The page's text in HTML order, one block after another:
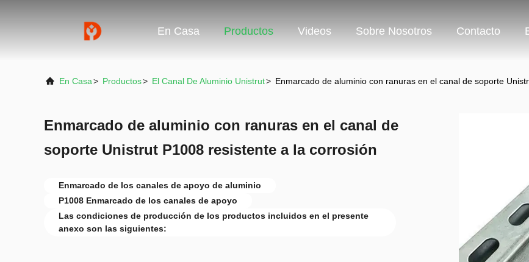
En Casa Productos Videos Sobre Nosotros Contacto
En Casa> Productos> El Canal De Aluminio Unistrut> Enmarcado de aluminio con ranuras en el canal de soporte
Enmarcado de aluminio con ranuras en el canal de
soporte Unistrut P1008 resistente a la corrosión
Enmarcado de los canales de apoyo de aluminio
P1008 Enmarcado de los canales de apoyo
Las condiciones de producción de los productos incluidos en el presente
anexo son las siguientes: